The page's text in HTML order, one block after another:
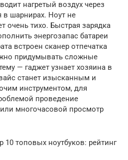
нагретый воздух через
в шарнирах. Ноут не
очень тихо. Быстрая зарядка
энергозапас батареи
встроен сканер отпечатка
придумывать сложные
— гаджет узнает хозяина в
станет изысканным и
инструментом, для
проведение
многочасовой просмотр
10 топовых ноутбуков: рейтинг